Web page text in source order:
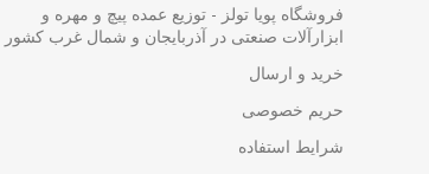
فروشگاه پویا تولز - توزیع عمده پیچ و مهره و
ابزارآلات صنعتی در آذربایجان و شمال غرب کشور
خرید و ارسال
حریم خصوصی
شرایط استفاده